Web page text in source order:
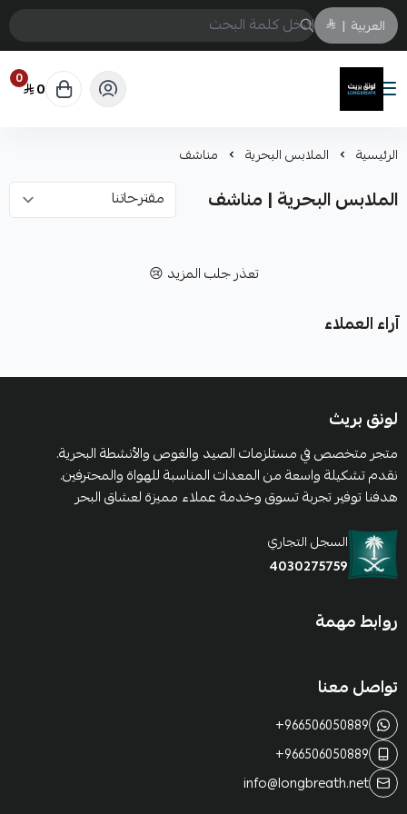
العربية |
لونق بريث
0 0
الرئيسية الملابس البحرية مناشف
الملابس البحرية | مناشف
تعذر جلب المزيد 😢
آراء العملاء
لونق بريث
متجر متخصص في مستلزمات الصيد والغوص والأنشطة البحرية.
نقدم تشكيلة واسعة من المعدات المناسبة للهواة والمحترفين.
هدفنا توفير تجربة تسوق وخدمة عملاء مميزة لعشاق البحر
السجل التجاري
4030275759
روابط مهمة
تواصل معنا
+966506050889
+966506050889
info@longbreath.net